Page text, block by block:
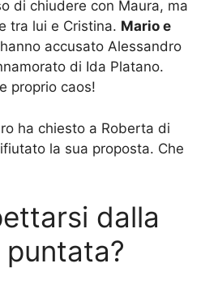
di chiudere con Maura, ma
tra lui e Cristina. Mario e
hanno accusato Alessandro
di Ida Platano.
proprio caos!
ha chiesto a Roberta di
la sua proposta. Che
dalla